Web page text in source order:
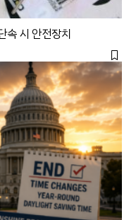
속 시 안전장치